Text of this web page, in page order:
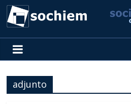
SOCHIEM
Sociedad
Chilena
deadjunto